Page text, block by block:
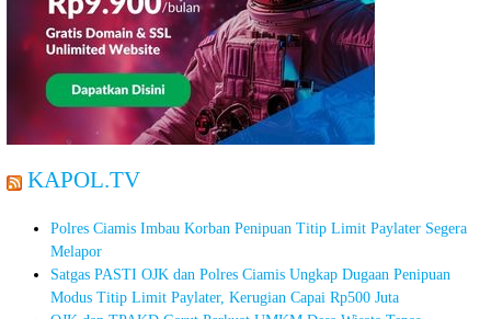
KAPOL.TV
Polres Ciamis Imbau Korban Penipuan Titip Limit Paylater Segera
Melapor
Satgas PASTI OJK dan Polres Ciamis Ungkap Dugaan Penipuan
Modus Titip Limit Paylater, Kerugian Capai Rp500 Juta